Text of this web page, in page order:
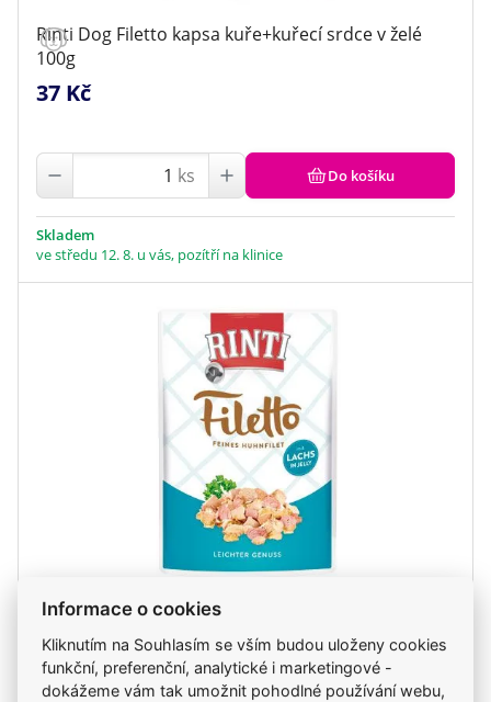
Rinti Dog Filetto kapsa kuře+kuřecí srdce v želé
100g
37 Kč
ks Do košíku
Skladem
ve středu 12. 8. u vás, pozítří na klinice
Rinti Dog Filetto kapsa kuře+losos v želé 100g
37 Kč
Informace o cookies
Kliknutím na Souhlasím se vším budou uloženy cookies
funkční, preferenční, analytické i marketingové -
dokážeme vám tak umožnit pohodlné používání webu,